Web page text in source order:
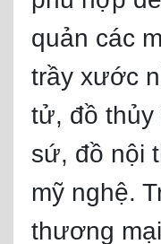
quản các
trầy xước
tử, đồ thủy
sứ, đồ nội
mỹ nghệ.
thương